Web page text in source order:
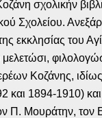
σχολικήν
Σχολείου.
του
Κοζάνης,
1894-1910)
Π. Μουράτην,